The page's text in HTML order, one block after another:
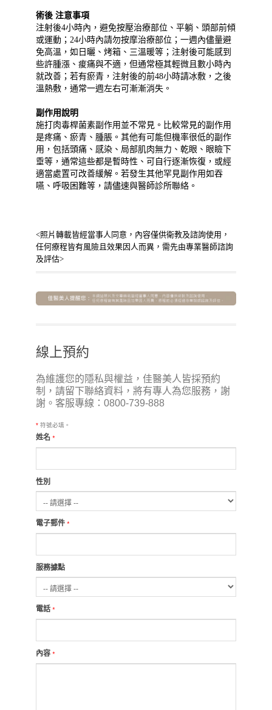
術後 注意事項
注射後4小時內，避免按壓治療部位、平躺、頭部前傾
或運動；24小時內請勿按摩治療部位；一週內儘量避
免高溫，如日曬、烤箱、三溫暖等；注射後可能感到
些許腫漲、痠痛與不適，但通常極其輕微且數小時內
就改善；若有瘀青，注射後的前48小時請冰敷，之後
溫熱敷，通常一週左右可漸漸消失。
副作用說明
施打肉毒桿菌素副作用並不常見。比較常見的副作用
是疼痛、瘀青、腫脹。其他有可能但機率很低的副作
用，包括頭痛、感染、局部肌肉無力、乾眼、眼瞼下
垂等，通常這些都是暫時性、可自行逐漸恢復，或經
適當處置可改善緩解。若發生其他罕見副作用如吞
嚥、呼吸困難等，請儘速與醫師診所聯絡。
<照片轉載皆經當事人同意，內容僅供衛教及諮詢使用，
任何療程皆有風險且效果因人而異，需先由專業醫師諮詢
及評估>
線上預約
為維護您的隱私與權益，佳醫美人皆採預約
制，請留下聯絡資料，將有專人為您服務，謝
謝。客服專線：0800-739-888
* 符號必填。
姓名 *
性別
電子郵件 *
服務據點
電話 *
內容 *